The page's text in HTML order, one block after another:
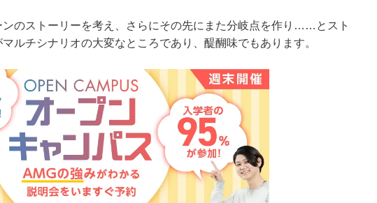
のストーリーを考え、さらにその先にまた分岐点を作り……とスト
ルチシナリオの大変なところであり、醍醐味でもあります。